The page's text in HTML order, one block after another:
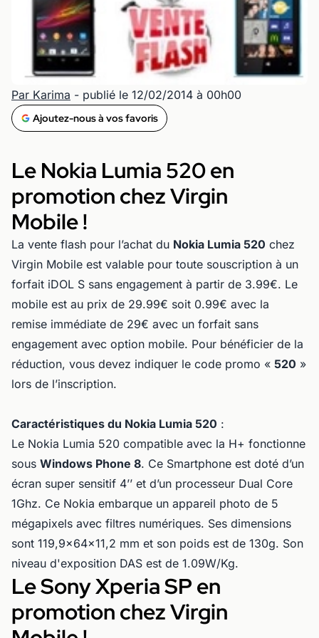
Par Karima - publié le 12/02/2014 à 00h00
Ajoutez-nous à vos favoris
Le Nokia Lumia 520 en
promotion chez Virgin
Mobile !
La vente flash pour l’achat du Nokia Lumia 520 chez
Virgin Mobile est valable pour toute souscription à un
forfait iDOL S sans engagement à partir de 3.99€. Le
mobile est au prix de 29.99€ soit 0.99€ avec la
remise immédiate de 29€ avec un forfait sans
engagement avec option mobile. Pour bénéficier de la
réduction, vous devez indiquer le code promo « 520 »
lors de l’inscription.
Caractéristiques du Nokia Lumia 520 :
Le Nokia Lumia 520 compatible avec la H+ fonctionne
sous Windows Phone 8. Ce Smartphone est doté d’un
écran super sensitif 4’’ et d’un processeur Dual Core
1Ghz. Ce Nokia embarque un appareil photo de 5
mégapixels avec filtres numériques. Ses dimensions
sont 119,9x64x11,2 mm et son poids est de 130g. Son
niveau d'exposition DAS est de 1.09W/Kg.
Le Sony Xperia SP en
promotion chez Virgin